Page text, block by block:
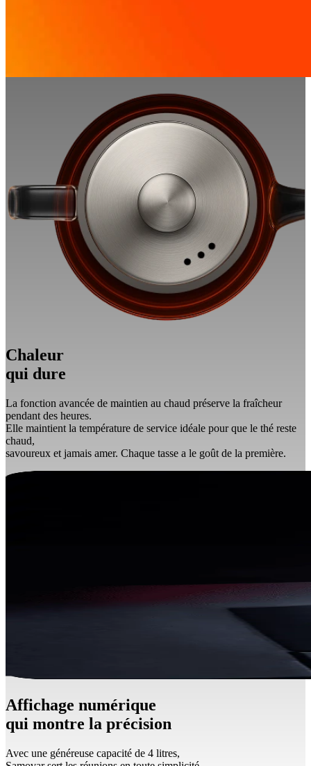
Chaleur
qui dure
La fonction avancée de maintien au chaud préserve la fraîcheur
pendant des heures.
Elle maintient la température de service idéale pour que le thé reste
chaud,
savoureux et jamais amer. Chaque tasse a le goût de la première.
Affichage numérique
qui montre la précision
Avec une généreuse capacité de 4 litres,